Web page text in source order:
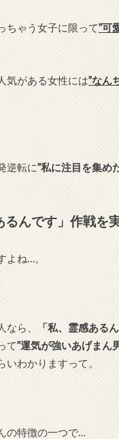
ちゃう女子に限って”可
気がある女性には”なん
逆転に”私に注目を集め
るんです」作戦を
よね…。
ら、 「私、霊感ある
て”運気が強いあげまん
わかりますって。
の特徴の一つで…